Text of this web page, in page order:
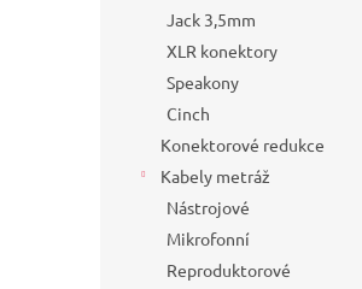
Jack 3,5mm
XLR konektory
Speakony
Cinch
Konektorové redukce
Kabely metráž
Nástrojové
Mikrofonní
Reproduktorové